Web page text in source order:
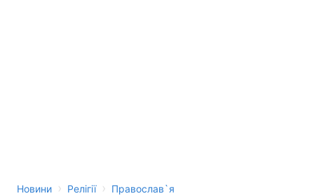
Новини › Релігії › Православ`я